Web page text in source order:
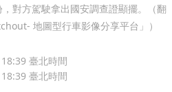
對方駕駛拿出國安調查證顯擺。（翻
地圖型行車影像分享平台」）
臺北時間
臺北時間